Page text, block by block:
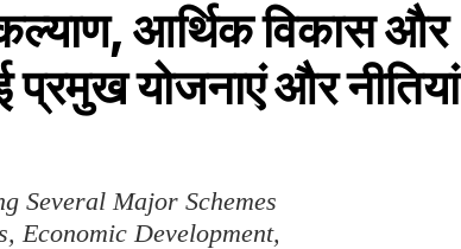
आर्थिक विकास और
प्रमुख योजनाएं और नीतियां
Several Major Schemes
Economic Development,